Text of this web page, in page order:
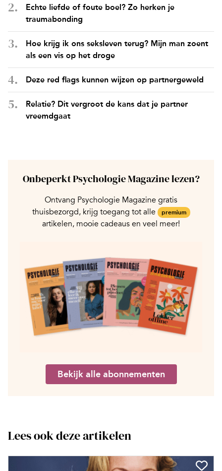
Echte liefde of foute boel? Zo herken je
traumabonding
Hoe krijg ik ons seksleven terug? Mijn man zoent
als een vis op het droge
Deze red flags kunnen wijzen op partnergeweld
Relatie? Dit vergroot de kans dat je partner
vreemdgaat
Onbeperkt Psychologie Magazine lezen?
Ontvang Psychologie Magazine gratis
thuisbezorgd, krijg toegang tot alle
premium
artikelen, mooie cadeaus en veel meer!
Bekijk alle abonnementen
Lees ook deze artikelen